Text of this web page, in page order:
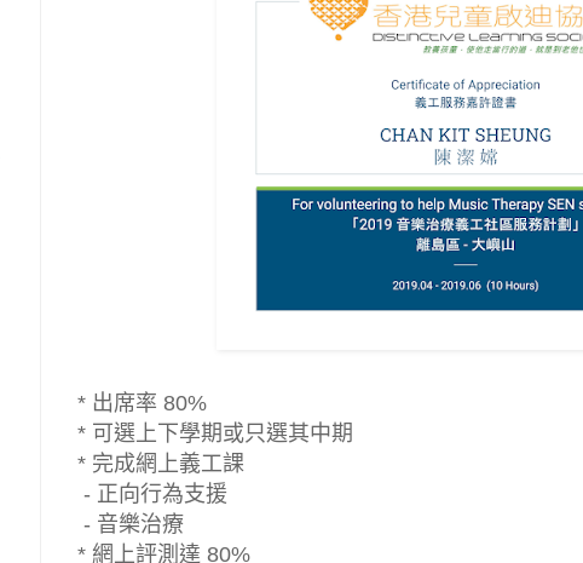
* 出席率 80%
* 可選上下學期或只選其中期
* 完成網上義工課
- 正向行為支援
- 音樂治療
* 網上評測達 80%